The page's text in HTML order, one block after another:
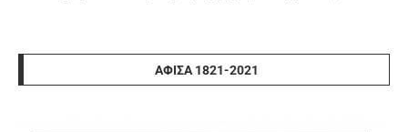
ΑΦΊΣΑ 1821-2021